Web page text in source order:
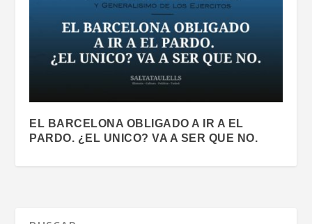
EL BARCELONA OBLIGADO A IR A EL
PARDO. ¿EL UNICO? VA A SER QUE NO.